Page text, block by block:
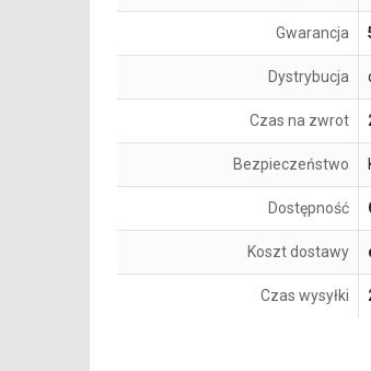
Gwarancja
Dystrybucja
Czas na zwrot
Bezpieczeństwo
Dostępność
Koszt dostawy
Czas wysyłki